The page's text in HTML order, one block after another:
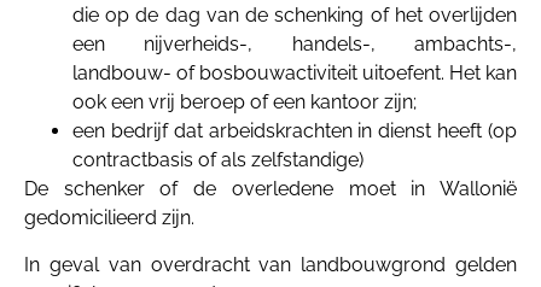
die op de dag van de schenking of het overlijden
een nijverheids-, handels-, ambachts-,
landbouw- of bosbouwactiviteit uitoefent. Het kan
ook een vrij beroep of een kantoor zijn;
een bedrijf dat arbeidskrachten in dienst heeft (op
contractbasis of als zelfstandige)
De schenker of de overledene moet in Wallonië
gedomicilieerd zijn.
In geval van overdracht van landbouwgrond gelden